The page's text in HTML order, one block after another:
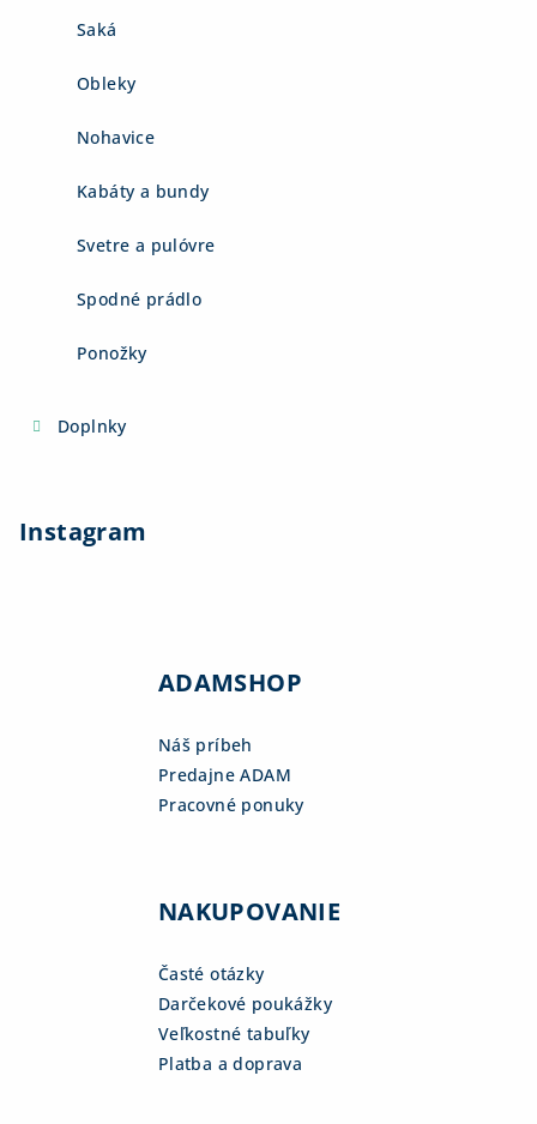
Saká
Obleky
Nohavice
Kabáty a bundy
Svetre a pulóvre
Spodné prádlo
Ponožky
Doplnky
Instagram
ADAMSHOP
Náš príbeh
Predajne ADAM
Pracovné ponuky
NAKUPOVANIE
Časté otázky
Darčekové poukážky
Veľkostné tabuľky
Platba a doprava